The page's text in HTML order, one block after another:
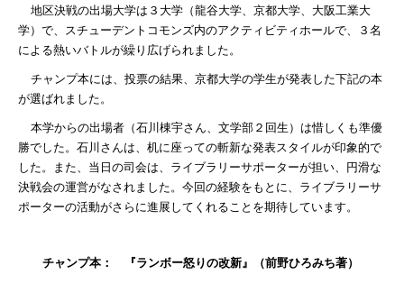
地区決戦の出場大学は３大学（龍谷大学、京都大学、大阪工業大
学）で、スチューデントコモンズ内のアクティビティホールで、３名
による熱いバトルが繰り広げられました。
チャンプ本には、投票の結果、京都大学の学生が発表した下記の本
が選ばれました。
本学からの出場者（石川棟宇さん、文学部２回生）は惜しくも準優
勝でした。石川さんは、机に座っての斬新な発表スタイルが印象的で
した。また、当日の司会は、ライブラリーサポーターが担い、円滑な
決戦会の運営がなされました。今回の経験をもとに、ライブラリーサ
ポーターの活動がさらに進展してくれることを期待しています。
チャンプ本： 『ランボー怒りの改新』（前野ひろみち著）